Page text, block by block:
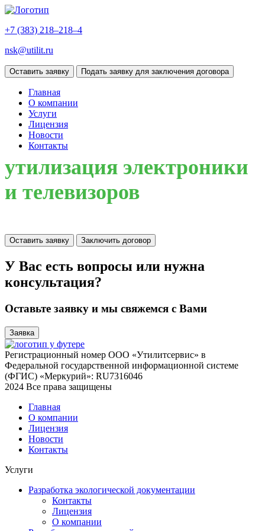
+7 (383) 218–218–4
nsk@utilit.ru
Оставить заявку Подать заявку для заключения договора
Главная
О компании
Услуги
Лицензия
Новости
Контакты
утилизация электроники
и телевизоров
Оставить заявку Заключить договор
У Вас есть вопросы или нужна
консультация?
Оставьте заявку и мы свяжемся с Вами
Заявка
Регистрационный номер ООО «Утилитсервис» в
Федеральной государственной информационной системе
(ФГИС) «Меркурий»: RU7316046
2024 Все права защищены
Главная
О компании
Лицензия
Новости
Контакты
Услуги
Разработка экологической документации
Контакты
Лицензия
О компании